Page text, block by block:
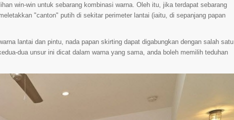
win-win untuk sebarang kombinasi warna. Oleh itu, jika terdapat sebarang
"canton" putih di sekitar perimeter lantai (iaitu, di sepanjang papan
lantai dan pintu, nada papan skirting dapat digabungkan dengan salah satu
dua unsur ini dicat dalam warna yang sama, anda boleh memilih teduhan